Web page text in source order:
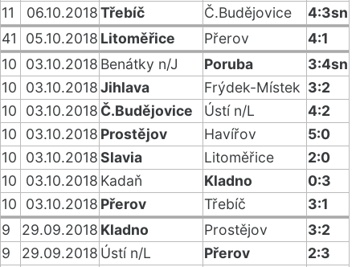
11
06.10.2018Třebíč Č.Budějovice
4:3sn
41
05.10.2018 Litoměřice Přerov
4:1
10
03.10.2018 Benátky n/J Poruba
3:4sn
10
03.10.2018Jihlava Frýdek-Místek 3:2
10
03.10.2018 Č.Budějovice Ústí n/L
4:2
10
03.10.2018 Prostějov Havířov
5:0
10
03.10.2018Slavia Litoměřice
2:0
10
03.10.2018 Kadaň Kladno
0:3
10
03.10.2018 Přerov Třebíč
3:1
9
29.09.2018 Kladno Prostějov
3:2
9
29.09.2018 Ústí n/L Přerov
2:3